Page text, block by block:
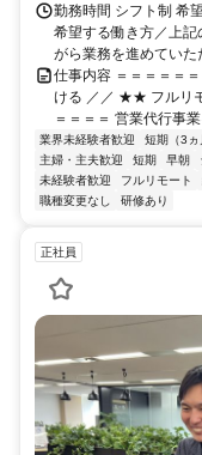
勤務時間 シフト制 希
希望する働き方／上
がら業務を進めていた
仕事内容 ＝＝＝＝＝
ける ／／ ★★ フルリ
＝＝＝＝ 営業代行事
業界未経験者歓迎 短期（3ヵ
主婦・主夫歓迎
短期 早朝
未経験者歓迎
フルリモート
職種変更なし
研修あり
正社員